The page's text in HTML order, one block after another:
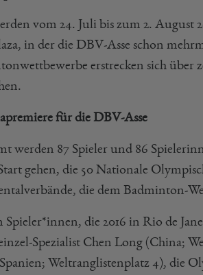
vom 24. Juli bis zum 2. August
in der die DBV-Asse schon
erstrecken sich über
für die DBV-Asse
werden 87 Spieler und 86
gehen, die 50 Nationale
die dem Badminton-
Spieler*innen, die 2016 in Rio de
Spezialist Chen Long (China;
Weltranglistenplatz 4), die